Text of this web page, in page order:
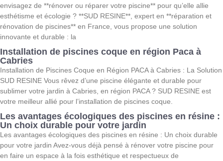
envisagez de **rénover ou réparer votre piscine** pour qu’elle allie
esthétisme et écologie ? **SUD RESINE**, expert en **réparation et
rénovation de piscines** en France, vous propose une solution
innovante et durable : la
Installation de piscines coque en région Paca à
Cabries
Installation de Piscines Coque en Région PACA à Cabries : La Solution
SUD RESINE Vous rêvez d’une piscine élégante et durable pour
sublimer votre jardin à Cabries, en région PACA ? SUD RESINE est
votre meilleur allié pour l’installation de piscines coque.
Les avantages écologiques des piscines en résine :
Un choix durable pour votre jardin
Les avantages écologiques des piscines en résine : Un choix durable
pour votre jardin Avez-vous déjà pensé à rénover votre piscine pour
en faire un espace à la fois esthétique et respectueux de